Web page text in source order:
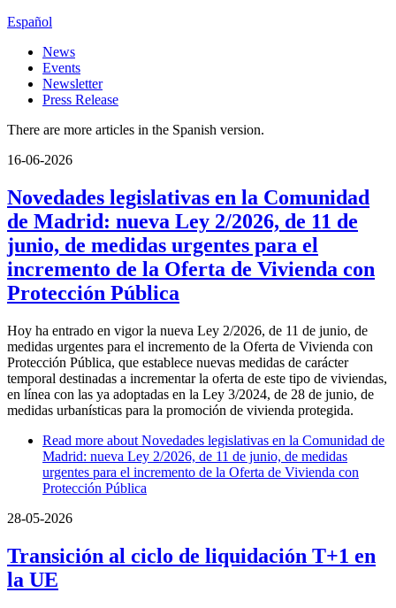
Español
News
Events
Newsletter
Press Release
There are more articles in the Spanish version.
16-06-2026
Novedades legislativas en la Comunidad
de Madrid: nueva Ley 2/2026, de 11 de
junio, de medidas urgentes para el
incremento de la Oferta de Vivienda con
Protección Pública
Hoy ha entrado en vigor la nueva Ley 2/2026, de 11 de junio, de
medidas urgentes para el incremento de la Oferta de Vivienda con
Protección Pública, que establece nuevas medidas de carácter
temporal destinadas a incrementar la oferta de este tipo de viviendas,
en línea con las ya adoptadas en la Ley 3/2024, de 28 de junio, de
medidas urbanísticas para la promoción de vivienda protegida.
Read more about Novedades legislativas en la Comunidad de
Madrid: nueva Ley 2/2026, de 11 de junio, de medidas
urgentes para el incremento de la Oferta de Vivienda con
Protección Pública
28-05-2026
Transición al ciclo de liquidación T+1 en
la UE